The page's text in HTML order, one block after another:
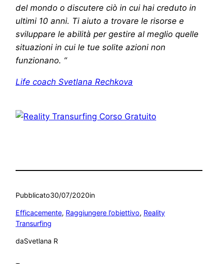
del mondo o discutere ciò in cui hai creduto in
ultimi 10 anni. Ti aiuto a trovare le risorse e
sviluppare le abilità per gestire al meglio quelle
situazioni in cui le tue solite azioni non
funzionano. “
Life coach Svetlana Rechkova
Pubblicato30/07/2020in
Efficacemente, Raggiungere l’obiettivo, Reality
Transurfing
daSvetlana R